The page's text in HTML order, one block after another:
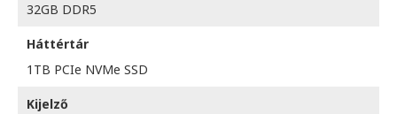
32GB DDR5
Háttértár
1TB PCIe NVMe SSD
Kijelző